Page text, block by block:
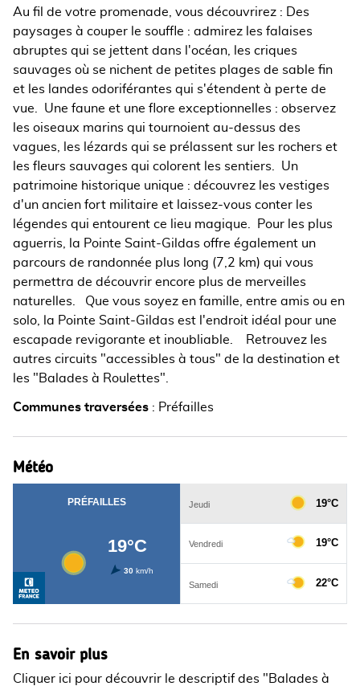
Au fil de votre promenade, vous découvrirez : Des
paysages à couper le souffle : admirez les falaises
abruptes qui se jettent dans l'océan, les criques
sauvages où se nichent de petites plages de sable fin
et les landes odoriférantes qui s'étendent à perte de
vue. Une faune et une flore exceptionnelles : observez
les oiseaux marins qui tournoient au-dessus des
vagues, les lézards qui se prélassent sur les rochers et
les fleurs sauvages qui colorent les sentiers. Un
patrimoine historique unique : découvrez les vestiges
d'un ancien fort militaire et laissez-vous conter les
légendes qui entourent ce lieu magique. Pour les plus
aguerris, la Pointe Saint-Gildas offre également un
parcours de randonnée plus long (7,2 km) qui vous
permettra de découvrir encore plus de merveilles
naturelles. Que vous soyez en famille, entre amis ou en
solo, la Pointe Saint-Gildas est l'endroit idéal pour une
escapade revigorante et inoubliable. ‍‍‍ Retrouvez les
autres circuits "accessibles à tous" de la destination et
les "Balades à Roulettes".
Communes traversées : Préfailles
Météo
En savoir plus
Cliquer ici pour découvrir le descriptif des "Balades à